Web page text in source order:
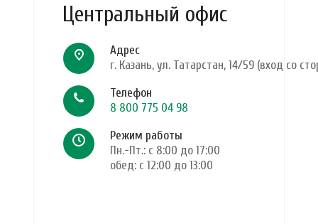
Центральный офис
Адрес
г. Казань, ул. Татарстан, 14/59 (вход со
Телефон
8 800 775 04 98
Режим работы
Пн.-Пт.: с 8:00 до 17:00
обед: с 12:00 до 13:00